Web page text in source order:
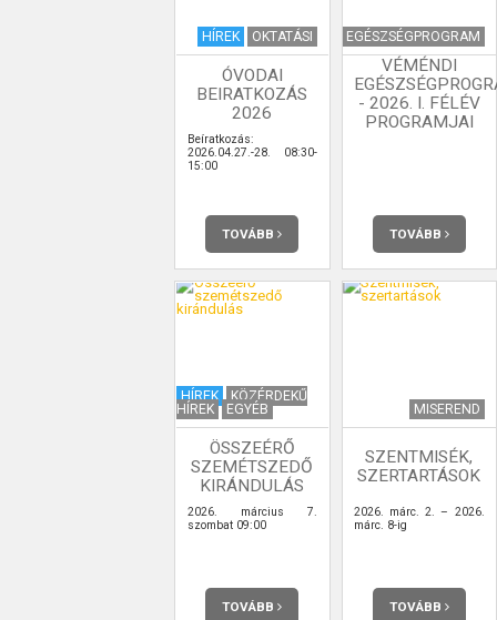
HÍREK OKTATÁSI
ÓVODAI
BEIRATKOZÁS
2026
Beíratkozás:
2026.04.27.-28. 08:30-
15:00
TOVÁBB
EGÉSZSÉGPROGRAM
VÉMÉNDI
- 2026. I. FÉLÉV
PROGRAMJAI
TOVÁBB
HÍREK
KÖZÉRDEKŰ
HÍREK
EGYÉB
ÖSSZEÉRŐ
SZEMÉTSZEDŐ
KIRÁNDULÁS
2026. március 7.
szombat 09:00
TOVÁBB
MISEREND
SZENTMISÉK,
SZERTARTÁSOK
2026. márc. 2. – 2026.
márc. 8-ig
TOVÁBB